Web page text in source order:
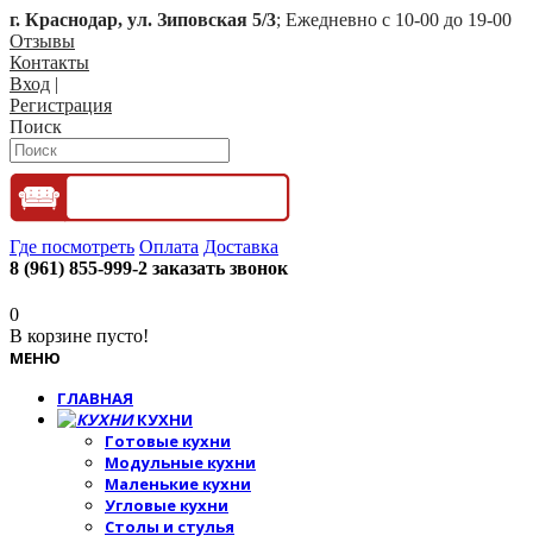
г. Краснодар, ул. Зиповская 5/3; Ежедневно с 10-00 до 19-00
Отзывы
Контакты
Вход |
Регистрация
Поиск
Где посмотреть Оплата Доставка
8 (961) 855-999-2 заказать звонок
0
В корзине пусто!
МЕНЮ
ГЛАВНАЯ
КУХНИ
Готовые кухни
Модульные кухни
Маленькие кухни
Угловые кухни
Столы и стулья